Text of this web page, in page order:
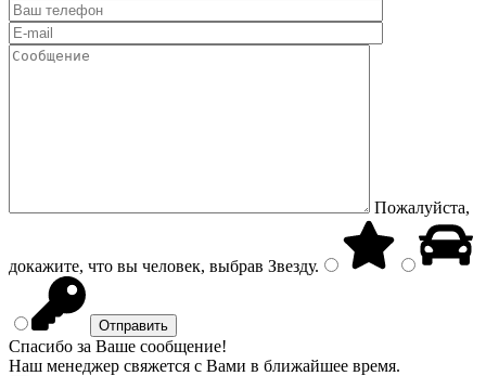
Пожалуйста,
докажите, что вы человек, выбрав Звезду.
Спасибо за Ваше сообщение!
Наш менеджер свяжется с Вами в ближайшее время.